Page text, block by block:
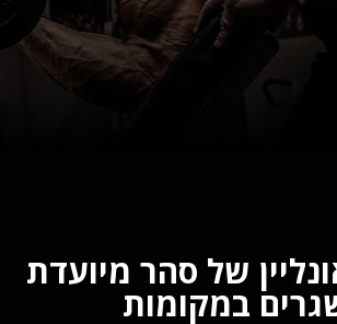
של סהר מיועדת
במקומות